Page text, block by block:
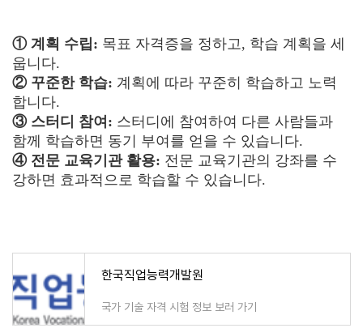
① 계획 수립: 목표 자격증을 정하고, 학습 계획을 세
웁니다.
② 꾸준한 학습: 계획에 따라 꾸준히 학습하고 노력
합니다.
③ 스터디 참여: 스터디에 참여하여 다른 사람들과
함께 학습하면 동기 부여를 얻을 수 있습니다.
④ 전문 교육기관 활용: 전문 교육기관의 강좌를 수
강하면 효과적으로 학습할 수 있습니다.
한국직업능력개발원
국가 기술 자격 시험 정보 보러 가기